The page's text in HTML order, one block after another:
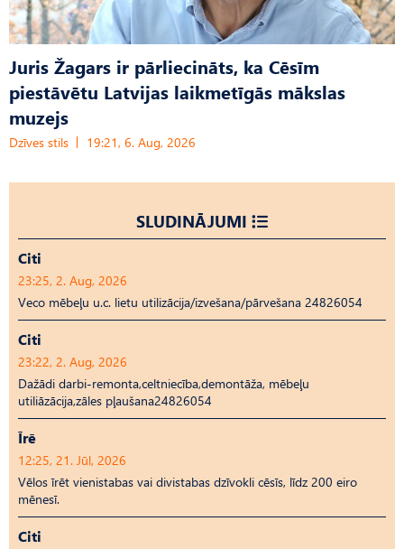
Juris Žagars ir pārliecināts, ka Cēsīm
piestāvētu Latvijas laikmetīgās mākslas
muzejs
Dzīves stils 19:21, 6. Aug, 2026
SLUDINĀJUMI
Citi
23:25, 2. Aug, 2026
Veco mēbeļu u.c. lietu utilizācija/izvešana/pārvešana 24826054
Citi
23:22, 2. Aug, 2026
Dažādi darbi-remonta,celtniecība,demontāža, mēbeļu
utiliāzācija,zāles pļaušana24826054
Īrē
12:25, 21. Jūl, 2026
Vēlos īrēt vienistabas vai divistabas dzīvokli cēsīs, līdz 200 eiro
mēnesī.
Citi